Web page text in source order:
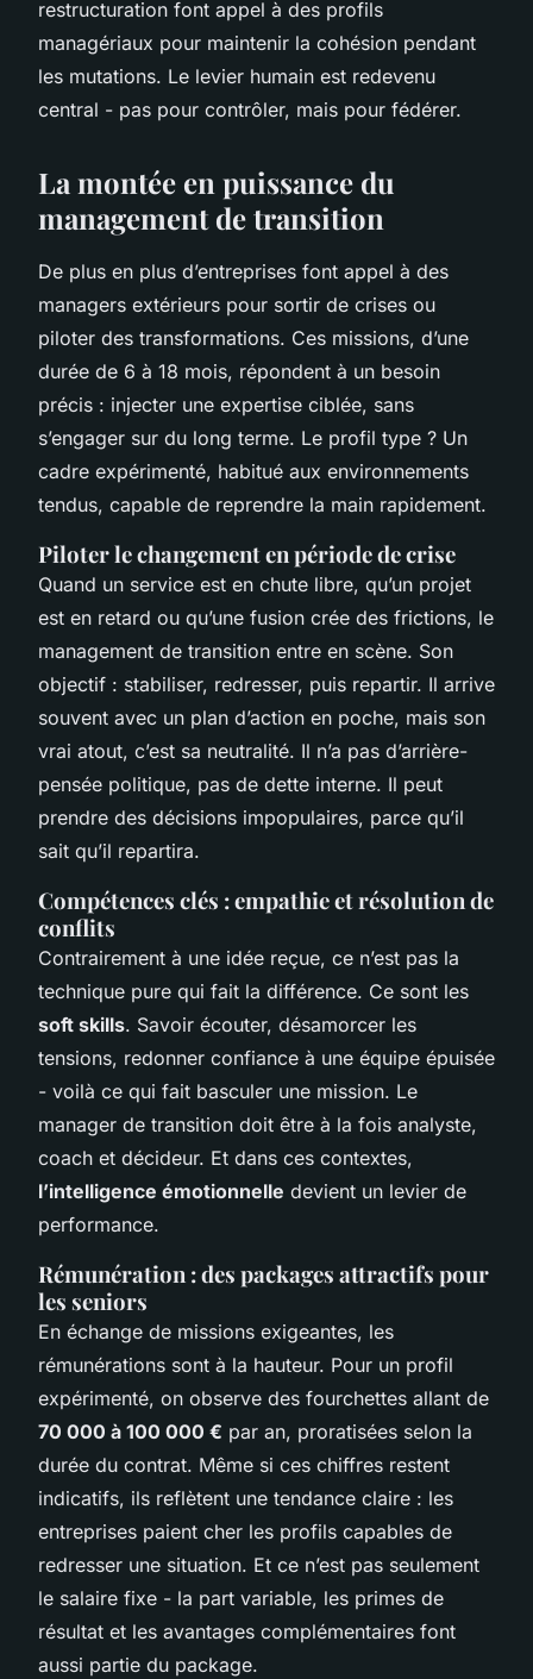
restructuration font appel à des profils
managériaux pour maintenir la cohésion pendant
les mutations. Le levier humain est redevenu
central - pas pour contrôler, mais pour fédérer.
La montée en puissance du
management de transition
De plus en plus d’entreprises font appel à des
managers extérieurs pour sortir de crises ou
piloter des transformations. Ces missions, d’une
durée de 6 à 18 mois, répondent à un besoin
précis : injecter une expertise ciblée, sans
s’engager sur du long terme. Le profil type ? Un
cadre expérimenté, habitué aux environnements
tendus, capable de reprendre la main rapidement.
Piloter le changement en période de crise
Quand un service est en chute libre, qu’un projet
est en retard ou qu’une fusion crée des frictions, le
management de transition entre en scène. Son
objectif : stabiliser, redresser, puis repartir. Il arrive
souvent avec un plan d’action en poche, mais son
vrai atout, c’est sa neutralité. Il n’a pas d’arrière-
pensée politique, pas de dette interne. Il peut
prendre des décisions impopulaires, parce qu’il
sait qu’il repartira.
Compétences clés : empathie et résolution de
conflits
Contrairement à une idée reçue, ce n’est pas la
technique pure qui fait la différence. Ce sont les
soft skills. Savoir écouter, désamorcer les
tensions, redonner confiance à une équipe épuisée
- voilà ce qui fait basculer une mission. Le
manager de transition doit être à la fois analyste,
coach et décideur. Et dans ces contextes,
l’intelligence émotionnelle devient un levier de
performance.
Rémunération : des packages attractifs pour
les seniors
En échange de missions exigeantes, les
rémunérations sont à la hauteur. Pour un profil
expérimenté, on observe des fourchettes allant de
70 000 à 100 000 € par an, proratisées selon la
durée du contrat. Même si ces chiffres restent
indicatifs, ils reflètent une tendance claire : les
entreprises paient cher les profils capables de
redresser une situation. Et ce n’est pas seulement
le salaire fixe - la part variable, les primes de
résultat et les avantages complémentaires font
aussi partie du package.